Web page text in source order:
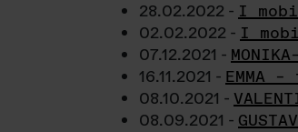
28.02.2022 - I
02.02.2022 - I
07.12.2021 -
16.11.2021 -
08.10.2021 -
08.09.2021 -